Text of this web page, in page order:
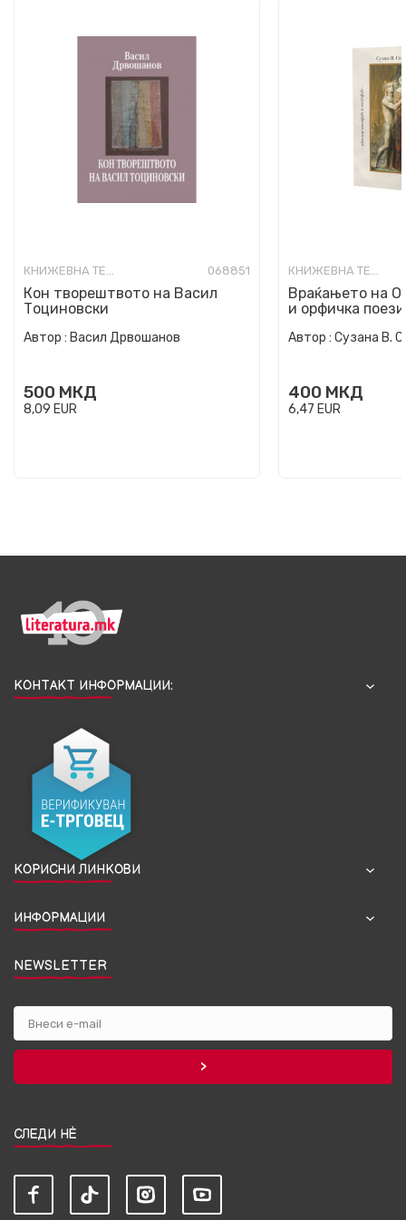
КНИЖЕВНА ТЕОРИЈА И КРИТИКА 068851
Кон творештвото на Васил
Тоциновски
Автор : Васил Дрвошанов
500 МКД
8,09 EUR
КНИЖЕВНА ТЕОРИЈА И КРИТИКА
Враќањето на
и орфичка
Автор : Сузана В.
400 МКД
6,47 EUR
КОНТАКТ ИНФОРМАЦИИ:
КОРИСНИ ЛИНКОВИ
ИНФОРМАЦИИ
NEWSLETTER
СЛЕДИ НЀ